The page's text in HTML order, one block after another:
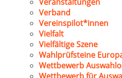
Verband
Vereinspilot*innen
Vielfalt
Vielfältige Szene
Wahlprüfsteine
Wettbewerb